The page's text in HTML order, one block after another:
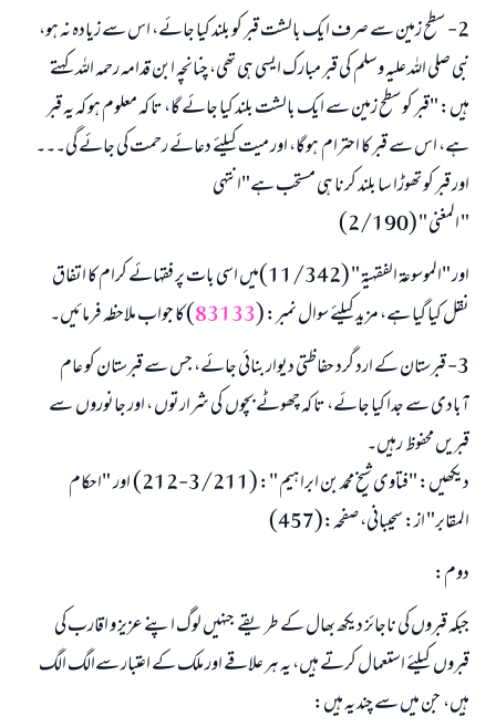
2- سطح زمین سے صرف ایک بالشت قبر کو بلند کیا جائے، اس سے زیادہ نہ ہو،
نبی صلی اللہ علیہ وسلم کی قبر مبارک ایسی ہی تھی، چنانچہ ابن قدامہ رحمہ اللہ کہتے
ہیں: "قبر کو سطح زمین سے ایک بالشت بلند کیا جائے گا، تا کہ معلوم ہو کہ یہ قبر
ہے، اس سے قبر کا احترام ہوگا، اور میت کیلئے دعائے رحمت کی جائے گی۔۔۔
اور قبر کو تھوڑا سا بلند کرنا ہی مستحب ہے"انتہی
" المغنی " (2/190)
اور "الموسوعة الفقهية " (11/342)میں اسی بات پر فقہائے کرام کا اتفاق
نقل کیا گیا ہے، مزید کیلئے سوال نمبر: (83133) کا جواب ملاحظہ فرمائیں۔
3- قبرستان کے ارد گرد حفاظتی دیوار بنائی جائے، جس سے قبرستان کو عام
آبادی سے جدا کیا جائے، تا کہ چھوٹے بچوں کی شرارتوں ، اور جانوروں سے
قبریں محفوظ رہیں۔
دیکھیں: "فتاوى شيخ محمد بن ابراہيم ": (3/211-212) اور "احكام
المقابر" از: سحيبانی، صفحہ:(457)
دوم:
جبکہ قبروں کی ناجائز دیکھ بھال کے طریقے جنہیں لوگ اپنے عزیز و اقارب کی
قبروں کیلئے استعمال کرتے ہیں، یہ ہر علاقے اور ملک کے اعتبار سےالگ الگ
ہیں، جن میں سے چند یہ ہیں: